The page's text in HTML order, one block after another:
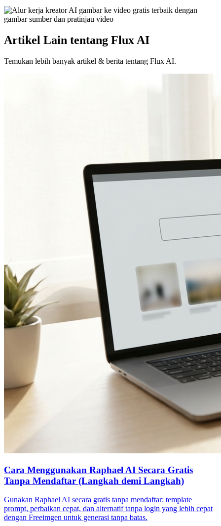
Artikel Lain tentang Flux AI
Temukan lebih banyak artikel & berita tentang Flux AI.
Cara Menggunakan Raphael AI Secara Gratis
Tanpa Mendaftar (Langkah demi Langkah)
Gunakan Raphael AI secara gratis tanpa mendaftar: template
prompt, perbaikan cepat, dan alternatif tanpa login yang lebih cepat
dengan Freeimgen untuk generasi tanpa batas.